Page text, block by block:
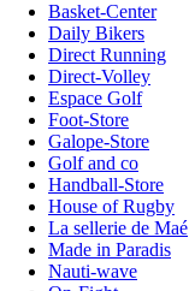
Basket-Center
Daily Bikers
Direct Running
Direct-Volley
Espace Golf
Foot-Store
Galope-Store
Golf and co
Handball-Store
House of Rugby
La sellerie de Maé
Made in Paradis
Nauti-wave